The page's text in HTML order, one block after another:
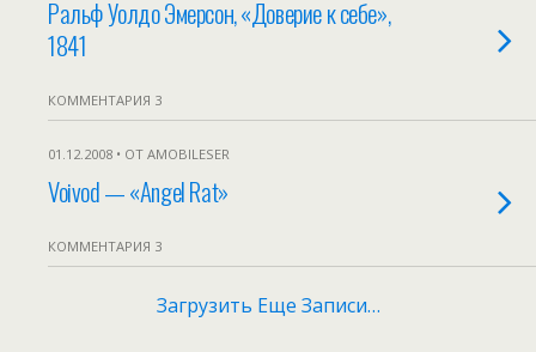
Ральф Уолдо Эмерсон, «Доверие к себе»,
1841
КОММЕНТАРИЯ 3
01.12.2008 • ОТ AMOBILESER
Voivod — «Angel Rat»
КОММЕНТАРИЯ 3
Загрузить Еще Записи…